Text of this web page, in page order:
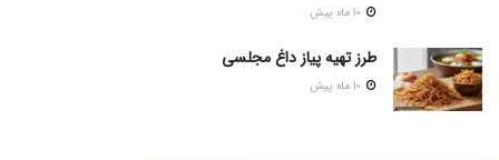
طرز تهیه پیاز داغ مجلسی